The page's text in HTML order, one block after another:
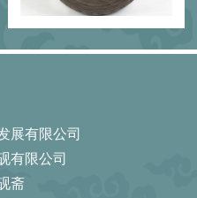
展有限公司
有限公司
斋